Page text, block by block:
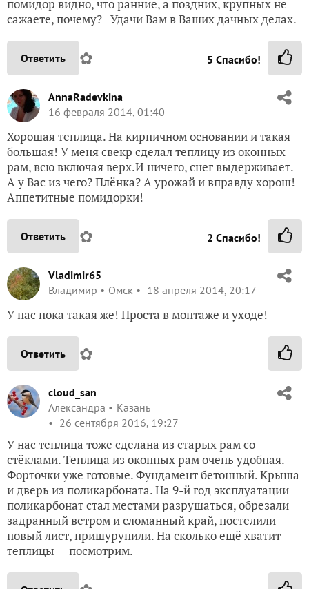
помидор видно, что ранние, а поздних, крупных не
сажаете, почему? Удачи Вам в Ваших дачных делах.
Ответить ✿ 5 Спасибо!
AnnaRadevkina
16 февраля 2014, 01:40
Хорошая теплица. На кирпичном основании и такая
большая! У меня свекр сделал теплицу из оконных
рам, всю включая верх.И ничего, снег выдерживает.
А у Вас из чего? Плёнка? А урожай и вправду хорош!
Аппетитные помидорки!
Ответить ✿ 2 Спасибо!
Vladimir65
Владимир
Омск 18 апреля 2014, 20:17
У нас пока такая же! Проста в монтаже и уходе!
Ответить ✿
cloud_san
Александра
Казань
26 сентября 2016, 19:27
У нас теплица тоже сделана из старых рам со
стёклами. Теплица из оконных рам очень удобная.
Форточки уже готовые. Фундамент бетонный. Крыша
и дверь из поликарбоната. На 9-й год эксплуатации
поликарбонат стал местами разрушаться, обрезали
задранный ветром и сломанный край, постелили
новый лист, пришурупили. На сколько ещё хватит
теплицы — посмотрим.